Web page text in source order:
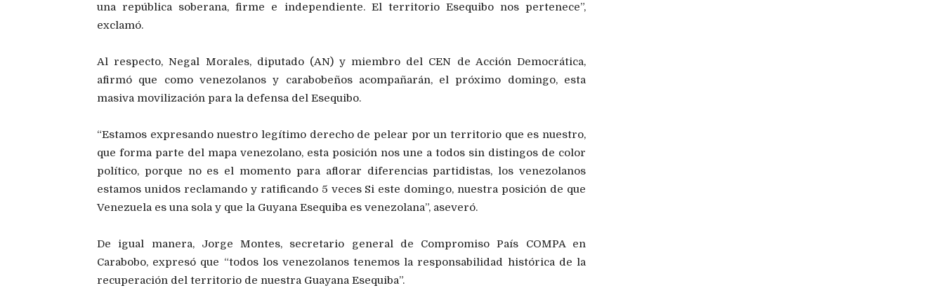
una república soberana, firme e independiente. El territorio Esequibo nos pertenece”,
exclamó.
Al respecto, Negal Morales, diputado (AN) y miembro del CEN de Acción Democrática,
afirmó que como venezolanos y carabobeños acompañarán, el próximo domingo, esta
masiva movilización para la defensa del Esequibo.
“Estamos expresando nuestro legítimo derecho de pelear por un territorio que es nuestro,
que forma parte del mapa venezolano, esta posición nos une a todos sin distingos de color
político, porque no es el momento para aflorar diferencias partidistas, los venezolanos
estamos unidos reclamando y ratificando 5 veces Si este domingo, nuestra posición de que
Venezuela es una sola y que la Guyana Esequiba es venezolana”, aseveró.
De igual manera, Jorge Montes, secretario general de Compromiso País COMPA en
Carabobo, expresó que “todos los venezolanos tenemos la responsabilidad histórica de la
recuperación del territorio de nuestra Guayana Esequiba”.